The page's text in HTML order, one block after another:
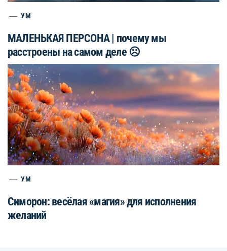
УМ
МАЛЕНЬКАЯ ПЕРСОНА | почему мы
расстроены на самом деле ☹️
УМ
Симорон: весёлая «магия» для исполнения
желаний